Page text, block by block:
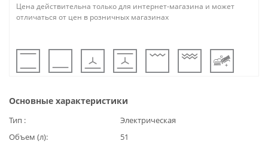
Цена действительна только для интернет-магазина и может
отличаться от цен в розничных магазинах
Основные характеристики
Тип
Электрическая
Объем (л)
51